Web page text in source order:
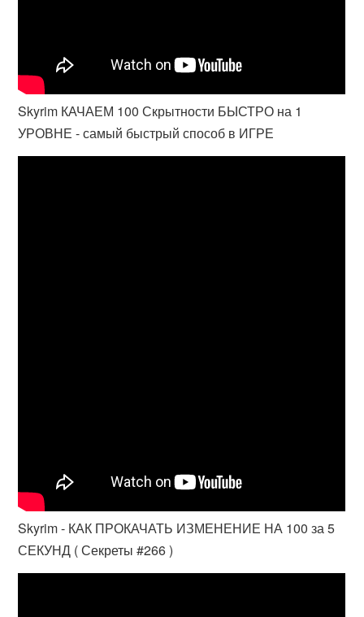
Skyrim КАЧАЕМ 100 Скрытности БЫСТРО на 1
УРОВНЕ - самый быстрый способ в ИГРЕ
Skyrim - КАК ПРОКАЧАТЬ ИЗМЕНЕНИЕ НА 100 за 5
СЕКУНД ( Секреты #266 )